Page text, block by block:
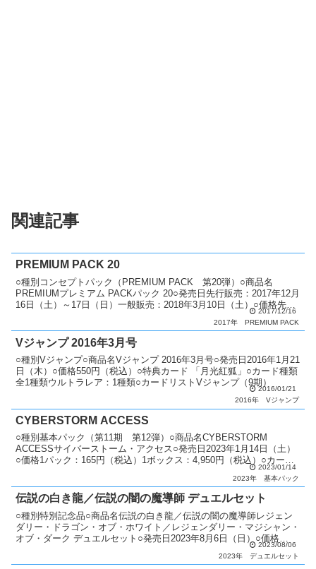
関連記事
PREMIUM PACK 20
○種別コンセプトパック（PREMIUM PACK 第20弾）○商品名
PREMIUMプレミアム PACKパック 20○発売日先行販売：2017年12月
16日（土）～17日（日）一般販売：2018年3月10日（土）○価格先行
2017/12/16
2017年
PREMIUM PACK
Vジャンプ 2016年3月号
○種別Vジャンプ○商品名Vジャンプ 2016年3月号○発売日2016年1月21
日（木）○価格550円（税込）○特典カード 「月光紅狐」○カード種類
全1種類ウルトラレア：1種類○カードリストVジャンプ（9期）
2016/01/21
2016年
Vジャンプ
CYBERSTORM ACCESS
○種別基本パック（第11期 第12弾）○商品名CYBERSTORM
ACCESSサイバーストーム・アクセス○発売日2023年1月14日（土）
○価格1パック：165円（税込）1ボックス：4,950円（税込）○カード
2023/01/14
2023年
基本パック
伝説の白き龍／伝説の闇の魔導師 デュエルセット
○種別特別記念品○商品名伝説の白き龍／伝説の闇の魔導師レジェン
ダリー・ドラゴン・オブ・ホワイト／レジェンダリー・マジシャン・
オブ・ダーク デュエルセット○発売日2023年8月6日（日）○価格
2023/08/06
2023年
デュエルセット